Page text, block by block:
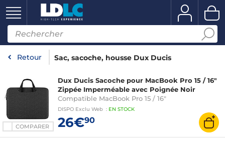
Retour Sac, sacoche, housse Dux Ducis
COMPARER
Dux Ducis Sacoche pour MacBook Pro 15 / 16"
Zippée Imperméable avec Poignée Noir
Compatible MacBook Pro 15 / 16"
DISPO Exclu Web : EN STOCK
26€90